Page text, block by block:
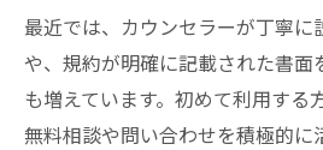
最近では、カウンセラーが丁寧
や、規約が明確に記載された書面
も増えています。初めて利用する
無料相談や問い合わせを積極的に